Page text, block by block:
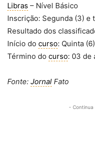
Libras – Nível Básico
Inscrição: Segunda (3) e
Resultado dos
Início do curso: Quinta
Término do curso: 03 de
Fonte: Jornal Fato
- Continua